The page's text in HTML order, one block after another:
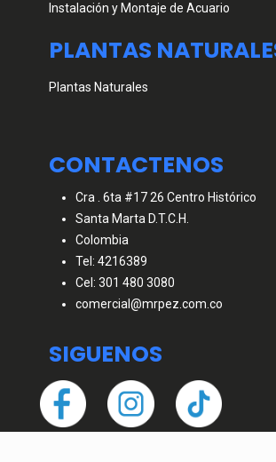
Instalación y Montaje de Acuario
PLANTAS
Plantas Naturales
CONTACTENOS
Cra . 6ta #17 26 Centro Histórico
Santa Marta D.T.C.H.
Colombia
Tel: 4216389
Cel: 301 480 3080
comercial@mrpez.com.co
SIGUENOS